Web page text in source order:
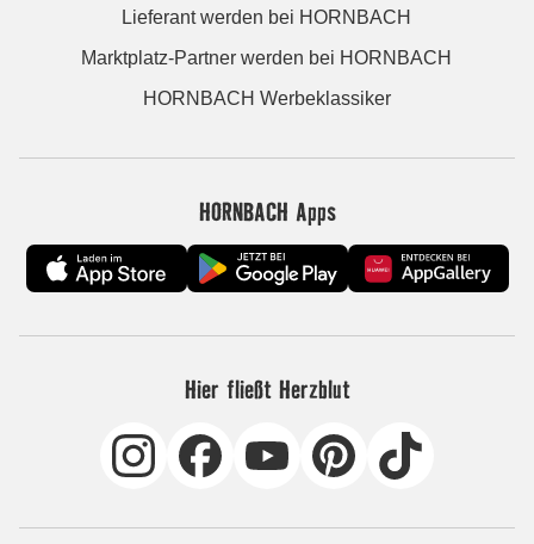
Lieferant werden bei HORNBACH
Marktplatz-Partner werden bei HORNBACH
HORNBACH Werbeklassiker
HORNBACH Apps
Hier fließt Herzblut